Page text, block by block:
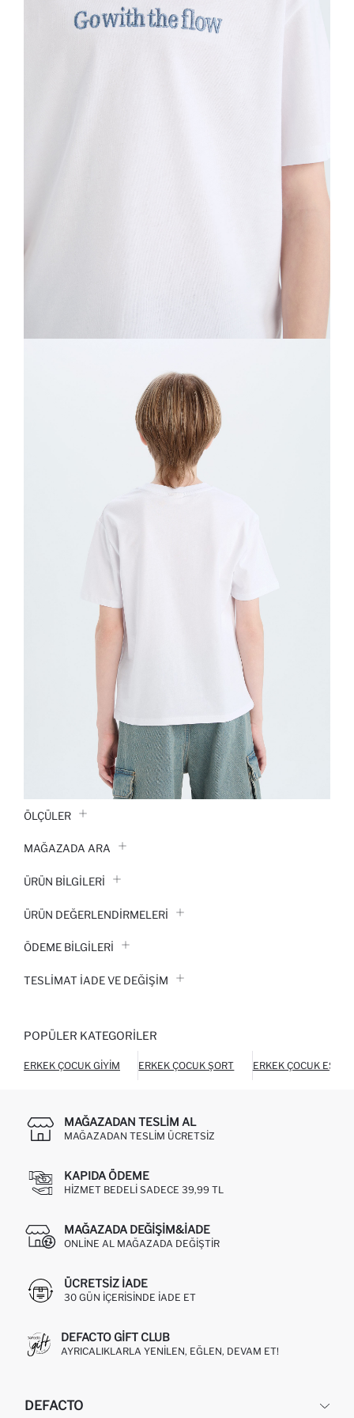
ÖLÇÜLER
MAĞAZADA ARA
ÜRÜN BILGILERI
ÜRÜN DEĞERLENDİRMELERİ
ÖDEME BİLGİLERİ
TESLIMAT İADE VE DEĞIŞIM
POPÜLER KATEGORILER
ERKEK ÇOCUK GIYIM ERKEK ÇOCUK ŞORT ERKEK ÇOCUK
MAĞAZADAN TESLIM AL
MAĞAZADAN TESLIM ÜCRETSIZ
KAPIDA ÖDEME
HIZMET BEDELI SADECE 39,99 TL
MAĞAZADA DEĞIŞIM&İADE
ONLINE AL MAĞAZADA DEĞIŞTIR
ÜCRETSIZ IADE
30 GÜN IÇERISINDE IADE ET
DEFACTO GIFT CLUB
AYRICALIKLARLA YENILEN, EĞLEN, DEVAM ET!
DEFACTO